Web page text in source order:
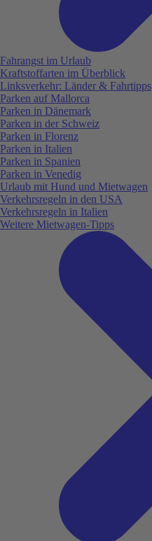
Fahrangst im Urlaub
Kraftstoffarten im Überblick
Linksverkehr: Länder & Fahrtipps
Parken auf Mallorca
Parken in Dänemark
Parken in der Schweiz
Parken in Florenz
Parken in Italien
Parken in Spanien
Parken in Venedig
Urlaub mit Hund und Mietwagen
Verkehrsregeln in den USA
Verkehrsregeln in Italien
Weitere Mietwagen-Tipps